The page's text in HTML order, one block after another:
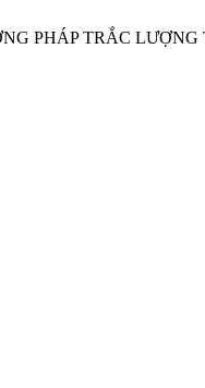
PHÁP TRẮC